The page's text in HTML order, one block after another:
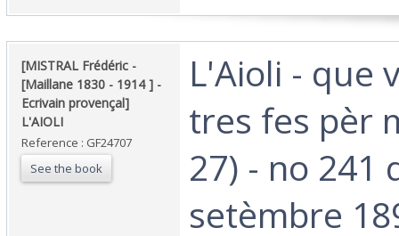
‎[MISTRAL Frédéric -
[Maillane 1830 - 1914 ] -
Ecrivain provençal]
L'AIOLI ‎
Reference : GF24707
See the book
‎L'Aioli - que
tres fes pèr
27) - no 241
setèmbre